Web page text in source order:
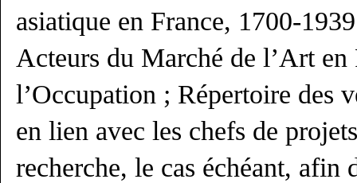
asiatique en France, 1700-
Acteurs du Marché de l’Art en
l’Occupation ; Répertoire des
en lien avec les chefs de
recherche, le cas échéant, afin